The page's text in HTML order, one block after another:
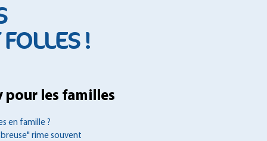
!
pour les familles
en famille ?
rime souvent